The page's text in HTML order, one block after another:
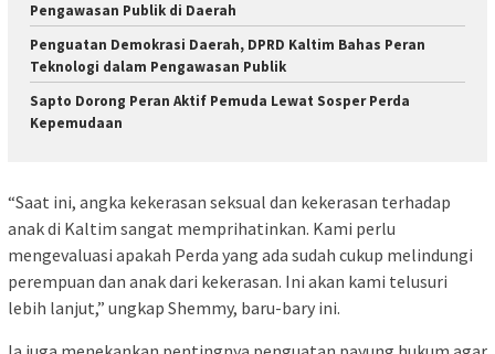
Pengawasan Publik di Daerah
Penguatan Demokrasi Daerah, DPRD Kaltim Bahas Peran
Teknologi dalam Pengawasan Publik
Sapto Dorong Peran Aktif Pemuda Lewat Sosper Perda
Kepemudaan
“Saat ini, angka kekerasan seksual dan kekerasan terhadap
anak di Kaltim sangat memprihatinkan. Kami perlu
mengevaluasi apakah Perda yang ada sudah cukup melindungi
perempuan dan anak dari kekerasan. Ini akan kami telusuri
lebih lanjut,” ungkap Shemmy, baru-bary ini.